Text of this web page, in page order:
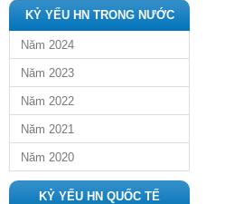
KỶ YẾU HN TRONG NƯỚC
Năm 2024
Năm 2023
Năm 2022
Năm 2021
Năm 2020
KỶ YẾU HN QUỐC TẾ